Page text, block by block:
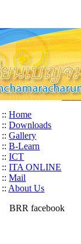
:: Home
:: Downloads
:: Gallery
:: B-Learn
:: ICT
:: ITA ONLINE
:: Mail
:: About Us
BRR facebook